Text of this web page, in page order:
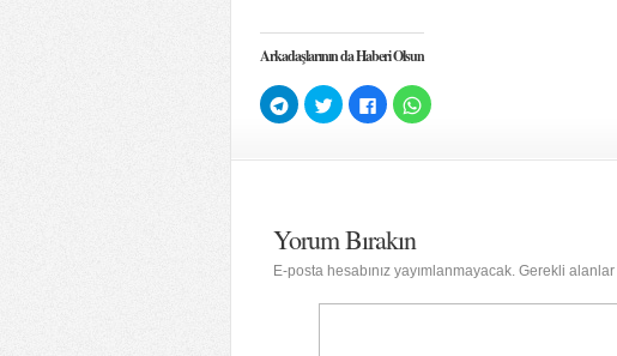
Arkadaşlarının da Haberi Olsun
Telegram'da
paylaşmak
(Yeni
Twitter
üzerinde
paylaşmak
tıklayın
Facebook'ta
paylaşmak
(Yeni
WhatsApp'ta
paylaşmak
(Yeni
Yorum Bırakın
E-posta hesabınız yayımlanmayacak. Gerekli alanlar